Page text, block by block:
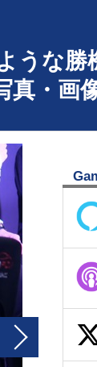
うな勝
真・画